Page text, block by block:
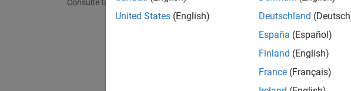
Consulte también
arquitectura.
Un perfil es un archivo
propiedades
arquitectura, un conjunto
Para obtener más
United States (English)
Deutschland
España (Español)
Finland (English)
France (Français)